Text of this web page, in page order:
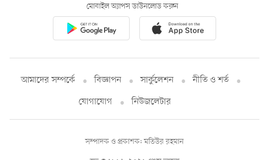
মোবাইল অ্যাপস ডাউনলোড করুন
আমাদের সম্পর্কে বিজ্ঞাপন সার্কুলেশন
নীতি ও শর্ত
যোগাযোগ
নিউজলেটার
সম্পাদক ও প্রকাশক: মতিউর রহমান